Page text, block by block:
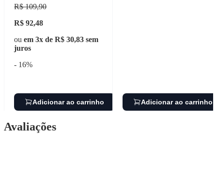
R$ 109,90
R$ 92,48
ou em 3x de R$ 30,83 sem
juros
- 16%
Adicionar ao carrinho Adicionar ao carrinho
Avaliações